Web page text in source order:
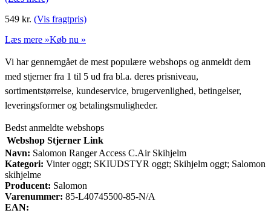
549 kr. (Vis fragtpris)
Læs mere »Køb nu »
Vi har gennemgået de mest populære webshops og anmeldt dem
med stjerner fra 1 til 5 ud fra bl.a. deres prisniveau,
sortimentstørrelse, kundeservice, brugervenlighed, betingelser,
leveringsformer og betalingsmuligheder.
Bedst anmeldte webshops
Webshop Stjerner Link
Navn: Salomon Ranger Access C.Air Skihjelm
Kategori: Vinter oggt; SKIUDSTYR oggt; Skihjelm oggt; Salomon
skihjelme
Producent: Salomon
Varenummer: 85-L40745500-85-N/A
EAN: